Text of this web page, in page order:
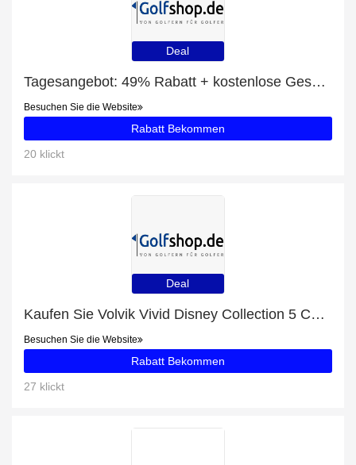
Deal
Tagesangebot: 49% Rabatt + kostenlose Geschenke und Standbags Rabatt
Besuchen Sie die Website
Rabatt Bekommen
20 klickt
Deal
Kaufen Sie Volvik Vivid Disney Collection 5 Charakter Box und erhalten Sie jetzt 52% Rabatt
Besuchen Sie die Website
Rabatt Bekommen
27 klickt